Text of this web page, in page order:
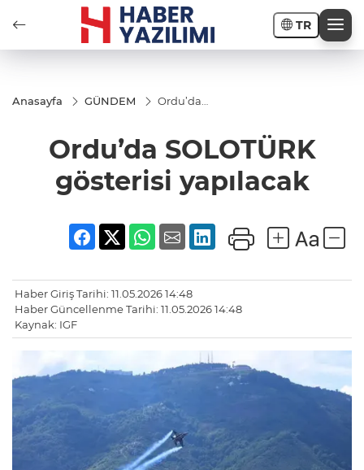
TR
Anasayfa GÜNDEM
Ordu’da
yapılacak
Ordu’da SOLOTÜRK
gösterisi yapılacak
Haber Giriş Tarihi: 11.05.2026 14:48
Haber Güncellenme Tarihi: 11.05.2026 14:48
Kaynak: IGF